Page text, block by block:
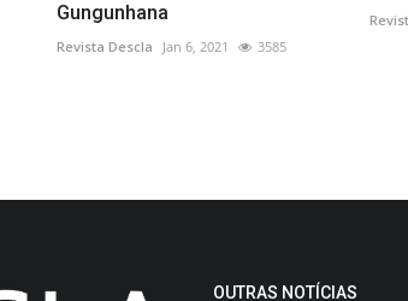
Gungunhana
Revista Descla Jan 6, 2021 3585
OUTRAS NOTÍCIAS